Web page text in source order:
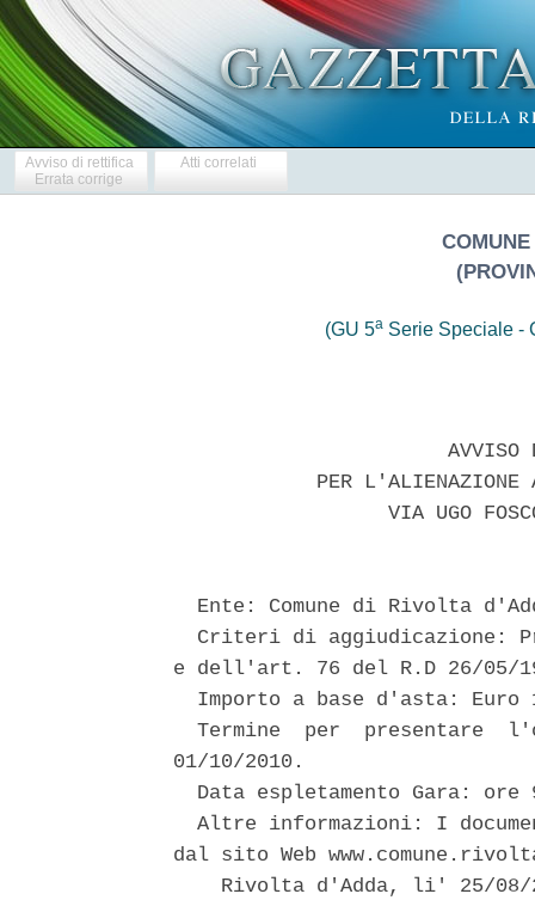
Avviso di rettifica
Errata corrige
Atti correlati
(GU 5a Serie Speciale -
PER
VIA UGO
Ente: Comune di Rivolta
Criteri di aggiudicazione:
e dell'art. 76 del R.D 26/05/
Importo a base d'asta:
Termine  per  presentare
01/10/2010.
Data espletamento Gara:
Altre informazioni: I
dal sito Web
Rivolta d'Adda, li' 25/